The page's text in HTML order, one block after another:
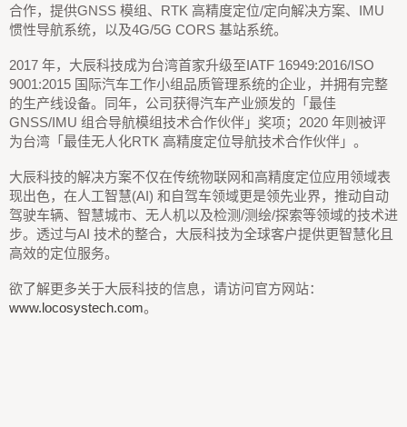
合作，提供GNSS 模组、RTK 高精度定位/定向解决方案、IMU
惯性导航系统，以及4G/5G CORS 基站系统。
2017 年，大辰科技成为台湾首家升级至IATF 16949:2016/ISO
9001:2015 国际汽车工作小组品质管理系统的企业，并拥有完整
的生产线设备。同年，公司获得汽车产业颁发的「最佳
GNSS/IMU 组合导航模组技术合作伙伴」奖项；2020 年则被评
为台湾「最佳无人化RTK 高精度定位导航技术合作伙伴」。
大辰科技的解决方案不仅在传统物联网和高精度定位应用领域表
现出色，在人工智慧(AI) 和自驾车领域更是领先业界，推动自动
驾驶车辆、智慧城市、无人机以及检测/测绘/探索等领域的技术进
步。透过与AI 技术的整合，大辰科技为全球客户提供更智慧化且
高效的定位服务。
欲了解更多关于大辰科技的信息，请访问官方网站：
www.locosystech.com。